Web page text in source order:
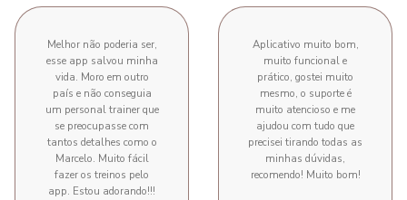
Melhor não poderia ser,
esse app salvou minha
vida. Moro em outro
país e não conseguia
um personal trainer que
se preocupasse com
tantos detalhes como o
Marcelo. Muito fácil
fazer os treinos pelo
app. Estou adorando!!!
Aplicativo muito bom,
muito funcional e
prático, gostei muito
mesmo, o suporte é
muito atencioso e me
ajudou com tudo que
precisei tirando todas as
minhas dúvidas,
recomendo! Muito bom!